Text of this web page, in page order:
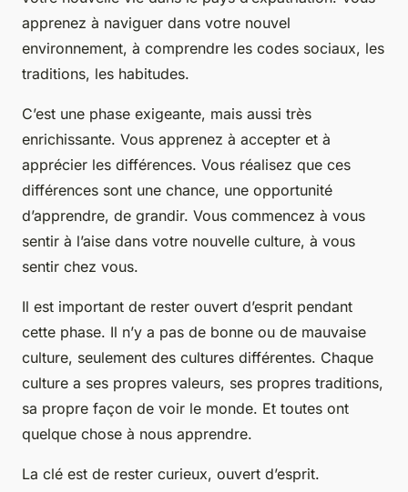
apprenez à naviguer dans votre nouvel
environnement, à comprendre les codes sociaux, les
traditions, les habitudes.
C’est une phase exigeante, mais aussi très
enrichissante. Vous apprenez à accepter et à
apprécier les différences. Vous réalisez que ces
différences sont une chance, une opportunité
d’apprendre, de grandir. Vous commencez à vous
sentir à l’aise dans votre nouvelle culture, à vous
sentir chez vous.
Il est important de rester ouvert d’esprit pendant
cette phase. Il n’y a pas de bonne ou de mauvaise
culture, seulement des cultures différentes. Chaque
culture a ses propres valeurs, ses propres traditions,
sa propre façon de voir le monde. Et toutes ont
quelque chose à nous apprendre.
La clé est de rester curieux, ouvert d’esprit.